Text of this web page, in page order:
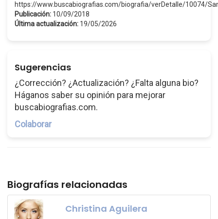
https://www.buscabiografias.com/biografia/verDetalle/10074/
Publicación: 10/09/2018
Última actualización: 19/05/2026
Sugerencias
¿Corrección? ¿Actualización? ¿Falta alguna bio?
Háganos saber su opinión para mejorar
buscabiografias.com.
Colaborar
Biografías relacionadas
Christina Aguilera